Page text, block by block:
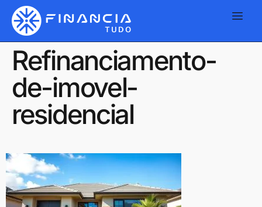
Refinanciamento-
de-imovel-
residencial